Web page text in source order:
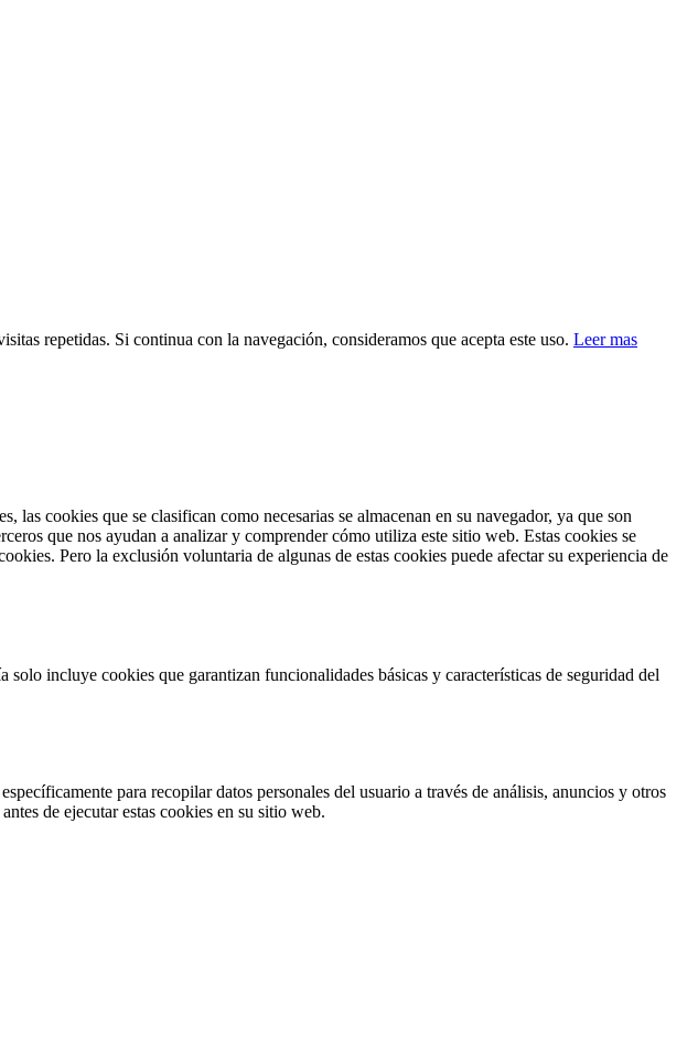
repetidas. Si continua con la navegación, consideramos que acepta este uso. Leer mas
cookies que se clasifican como necesarias se almacenan en su navegador, ya que son
que nos ayudan a analizar y comprender cómo utiliza este sitio web. Estas cookies se
Pero la exclusión voluntaria de algunas de estas cookies puede afectar su experiencia de
incluye cookies que garantizan funcionalidades básicas y características de seguridad del
para recopilar datos personales del usuario a través de análisis, anuncios y otros
de ejecutar estas cookies en su sitio web.